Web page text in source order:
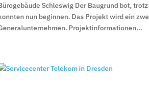
Schleswig Der Baugrund bot,
nun beginnen. Das Projekt wird ein
Projektinformationen...